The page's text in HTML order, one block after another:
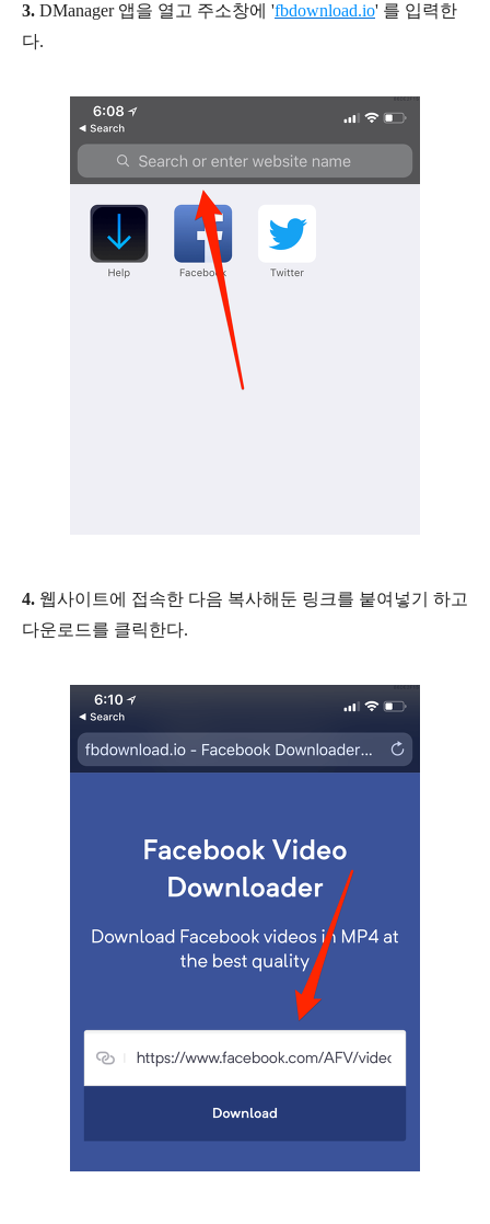
3. DManager 앱을 열고 주소창에 'fbdownload.io' 를 입력한
다.
4. 웹사이트에 접속한 다음 복사해둔 링크를 붙여넣기 하고
다운로드를 클릭한다.